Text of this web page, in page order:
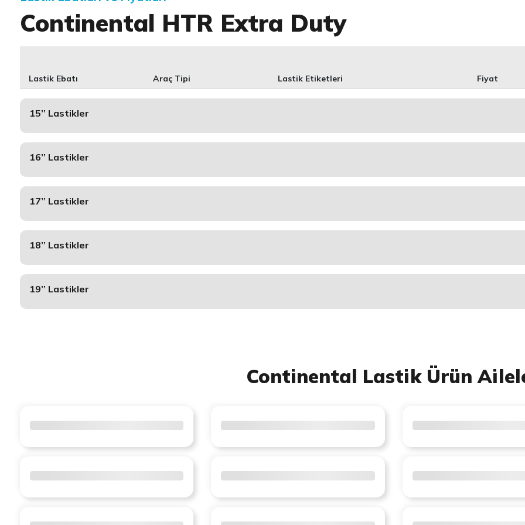
Continental HTR Extra Duty
Lastik Ebatı Araç Tipi Lastik Etiketleri Fiyat
15’’ Lastikler
16’’ Lastikler
17’’ Lastikler
18’’ Lastikler
19’’ Lastikler
Continental Lastik Ürün